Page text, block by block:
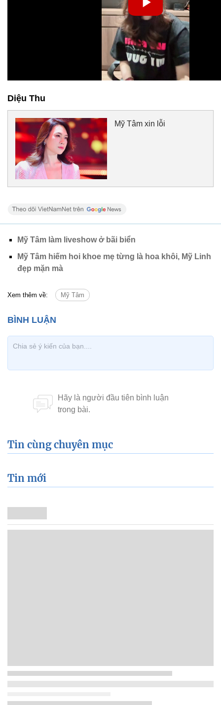
Diệu Thu
Mỹ Tâm xin lỗi
Mỹ Tâm làm liveshow ở bãi biển
Mỹ Tâm hiếm hoi khoe mẹ từng là hoa khôi, Mỹ Linh
đẹp mặn mà
Xem thêm về: Mỹ Tâm
Tin cùng chuyên mục
Tin mới